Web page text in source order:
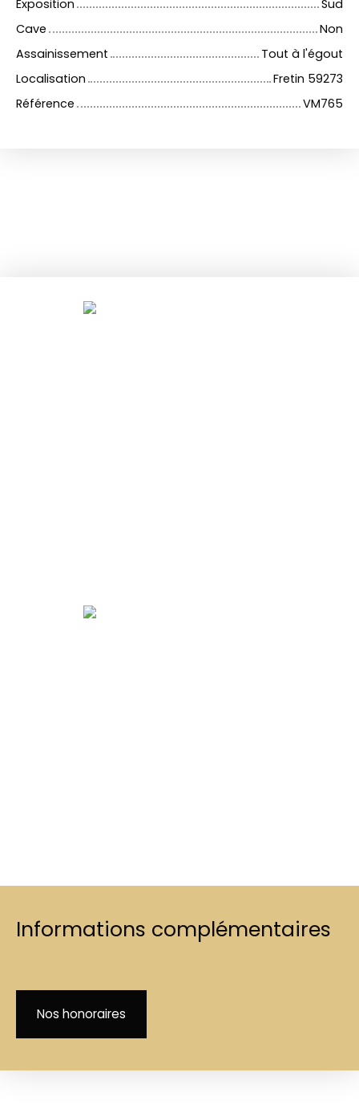
Exposition
Sud
Cave
Non
Assainissement
Tout à l'égout
Localisation
Fretin 59273
Référence
VM765
Informations complémentaires
Nos honoraires